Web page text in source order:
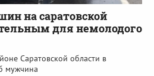
на саратовской
для немолодого
Саратовской области в
мужчина